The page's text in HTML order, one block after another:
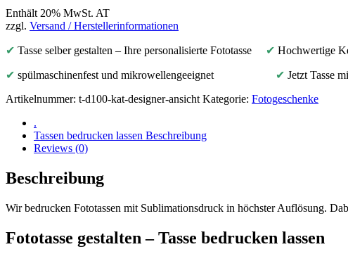
-
Jetzt
gestalten
Bild
Text
Menge
Enthält 20% MwSt. AT
zzgl. Versand / Herstellerinformationen
✔ Tasse selber gestalten – Ihre personalisierte Fototasse ✔ Hochwertige
✔ spülmaschinenfest und mikrowellengeeignet ✔ Jetzt Tasse
Artikelnummer: t-d100-kat-designer-ansicht Kategorie: Fotogeschenke
.
Tassen bedrucken lassen Beschreibung
Reviews (0)
Beschreibung
Wir bedrucken Fototassen mit Sublimationsdruck in höchster Auflösung.
Fototasse gestalten – Tasse bedrucken lassen